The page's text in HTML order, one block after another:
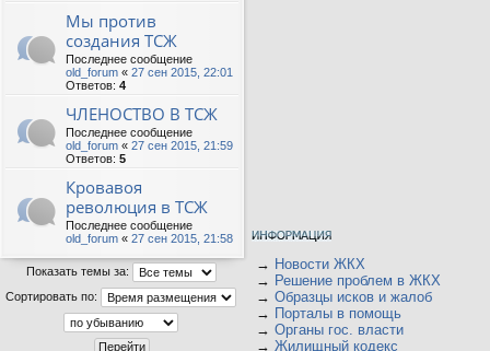
Мы против
создания ТСЖ
Последнее сообщение
old_forum « 27 сен 2015, 22:01
Ответов: 4
ЧЛЕНОСТВО В ТСЖ
Последнее сообщение
old_forum « 27 сен 2015, 21:59
Ответов: 5
Кровавоя
революция в ТСЖ
Последнее сообщение
old_forum « 27 сен 2015, 21:58
Показать темы за:
Сортировать по:
→ Новости ЖКХ
→ Решение проблем в ЖКХ
→ Образцы исков и жалоб
→ Порталы в помощь
→ Органы гос. власти
→ Жилищный кодекс